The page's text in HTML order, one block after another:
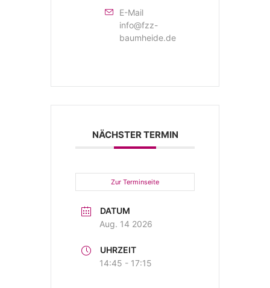
E-Mail
info@fzz-
baumheide.de
NÄCHSTER TERMIN
Zur Terminseite
DATUM
Aug. 14 2026
UHRZEIT
14:45 - 17:15